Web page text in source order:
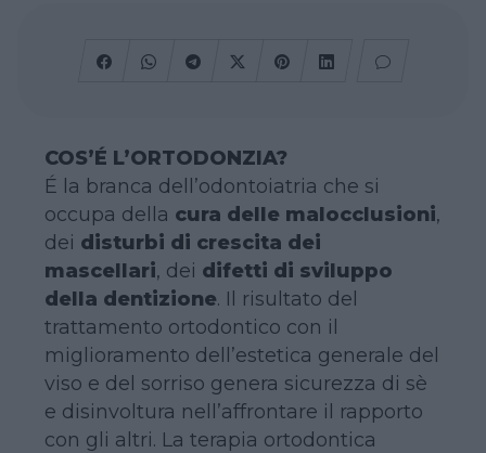
COS’É L’ORTODONZIA?
É la branca dell’odontoiatria che si
occupa della cura delle malocclusioni,
dei disturbi di crescita dei
mascellari, dei difetti di sviluppo
della dentizione. Il risultato del
trattamento ortodontico con il
miglioramento dell’estetica generale del
viso e del sorriso genera sicurezza di sè
e disinvoltura nell’affrontare il rapporto
con gli altri. La terapia ortodontica